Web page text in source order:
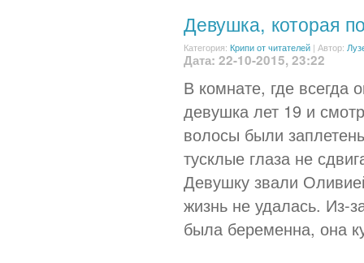
Девушка, которая
Категория: Крипи от читателей | Автор:
Дата: 22-10-2015, 23:22
В комнате, где всегда
девушка лет 19 и
волосы были
тусклые глаза не
Девушку звали
жизнь не удалась. Из-
была беременна, она